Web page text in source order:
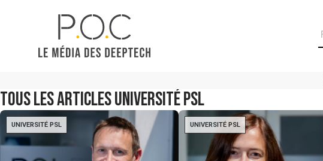
Tous les articlesUniversité PSL
UNIVERSITÉ PSL UNIVERSITÉ PSL